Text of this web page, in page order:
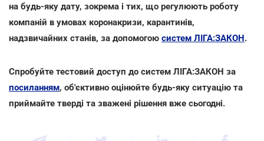
на будь-яку дату, зокрема і тих, що регулюють роботу
компаній в умовах коронакризи, карантинів,
надзвичайних станів, за допомогою систем ЛІГА:ЗАКОН.
Спробуйте тестовий доступ до систем ЛІГА:ЗАКОН за
посиланням, об'єктивно оцінюйте будь-яку ситуацію та
приймайте тверді та зважені рішення вже сьогодні.